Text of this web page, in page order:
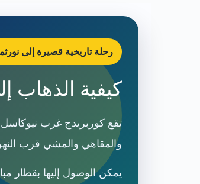
رحلة تاريخية قصيرة إلى
كيفية الذهاب
تقع كوربريدج غرب نيوكاسل
والمقاهي والمشي قرب